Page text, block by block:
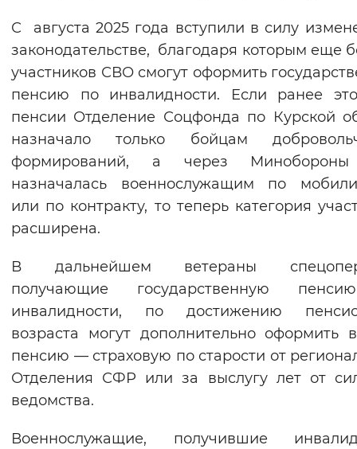
С августа 2025 года вступили в силу
законодательстве, благодаря которым еще
участников СВО смогут оформить
пенсию по инвалидности. Если ранее
пенсии Отделение Соцфонда по Курской
назначало только бойцам
формирований, а через
назначалась военнослужащим по
или по контракту, то теперь категория
расширена.
В дальнейшем ветераны
получающие государственную
инвалидности, по достижению
возраста могут дополнительно оформить
пенсию — страховую по старости от
Отделения СФР или за выслугу лет от
ведомства.
Военнослужащие, получившие